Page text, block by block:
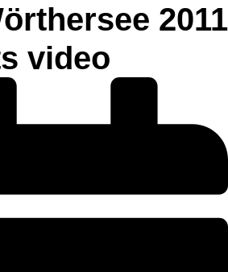
2011
video